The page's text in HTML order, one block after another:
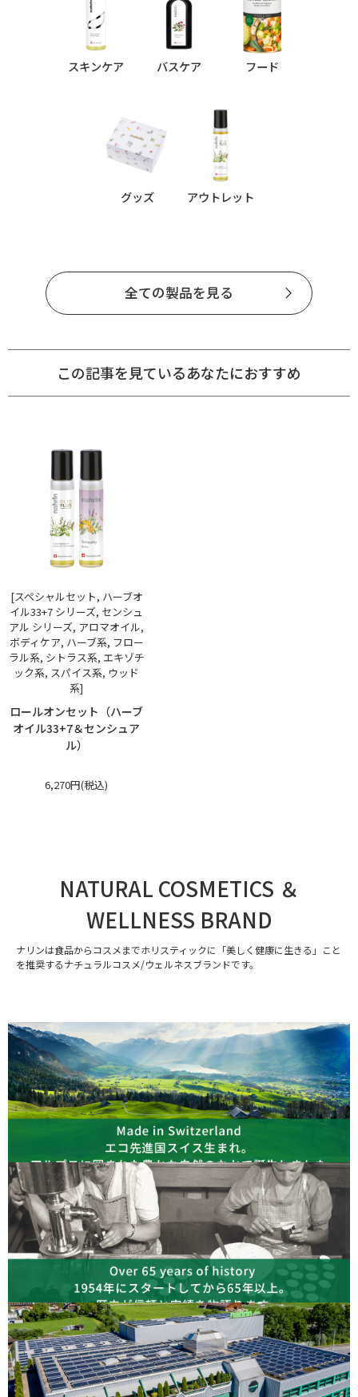
スキンケア バスケア フード
グッズ アウトレット
全ての製品を見る
この記事を見ているあなたにおすすめ
[スペシャルセット, ハーブオ
イル33+7 シリーズ, センシュ
アル シリーズ, アロマオイル,
ボディケア, ハーブ系, フロー
ラル系, シトラス系, エキゾチ
ック系, スパイス系, ウッド
系]
ロールオンセット（ハーブ
オイル33+7＆センシュア
ル）
6,270円(税込)
NATURAL COSMETICS ＆
WELLNESS BRAND
ナリンは食品からコスメまでホリスティックに「美しく健康に生きる」こと
を推奨するナチュラルコスメ/ウェルネスブランドです。